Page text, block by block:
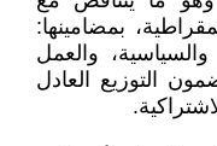
بمضامينها:
والسياسية، والعمل
التوزيع العادل